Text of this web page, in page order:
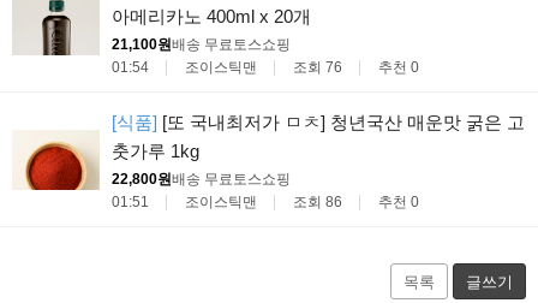
아메리카노 400ml x 20개
21,100원배송 무료토스쇼핑
01:54
조이스틱맨 조회 76 추천 0
[식품] [또 국내최저가 ㅁㅊ] 청년국산 매운맛 굵은 고
춧가루 1kg
22,800원배송 무료토스쇼핑
01:51
조이스틱맨 조회 86 추천 0
목록 글쓰기